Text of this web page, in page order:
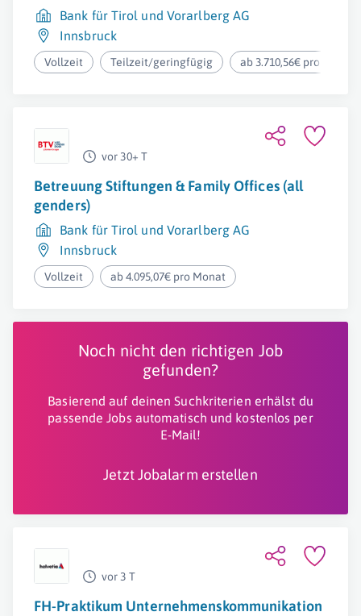
Bank für Tirol und Vorarlberg AG
Innsbruck
Vollzeit Teilzeit/geringfügig ab 3.710,56€ pro Monat
vor 30+ T
Betreuung Stiftungen & Family Offices (all
genders)
Bank für Tirol und Vorarlberg AG
Innsbruck
Vollzeit ab 4.095,07€ pro Monat
Noch nicht den richtigen Job
gefunden?
Basierend auf deinen Suchkriterien erhälst du
passende Jobs automatisch und kostenlos per
E-Mail!
Jetzt Jobalarm erstellen
vor 3 T
FH-Praktikum Unternehmenskommunikation